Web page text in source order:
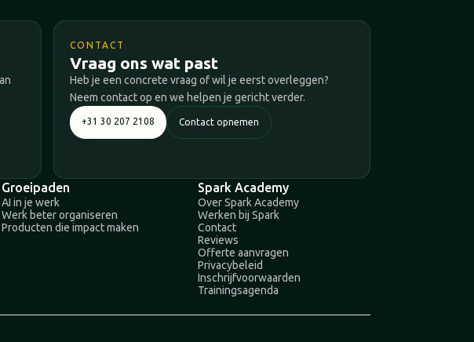
CONTACT
Vraag ons wat past
Heb je een concrete vraag of wil je eerst overleggen?
Neem contact op en we helpen je gericht verder.
+31 30 207 2108 Contact opnemen
Groeipaden
AI in je werk
Werk beter organiseren
Producten die impact maken
Spark Academy
Over Spark Academy
Werken bij Spark
Contact
Reviews
Offerte aanvragen
Privacybeleid
Inschrijfvoorwaarden
Trainingsagenda